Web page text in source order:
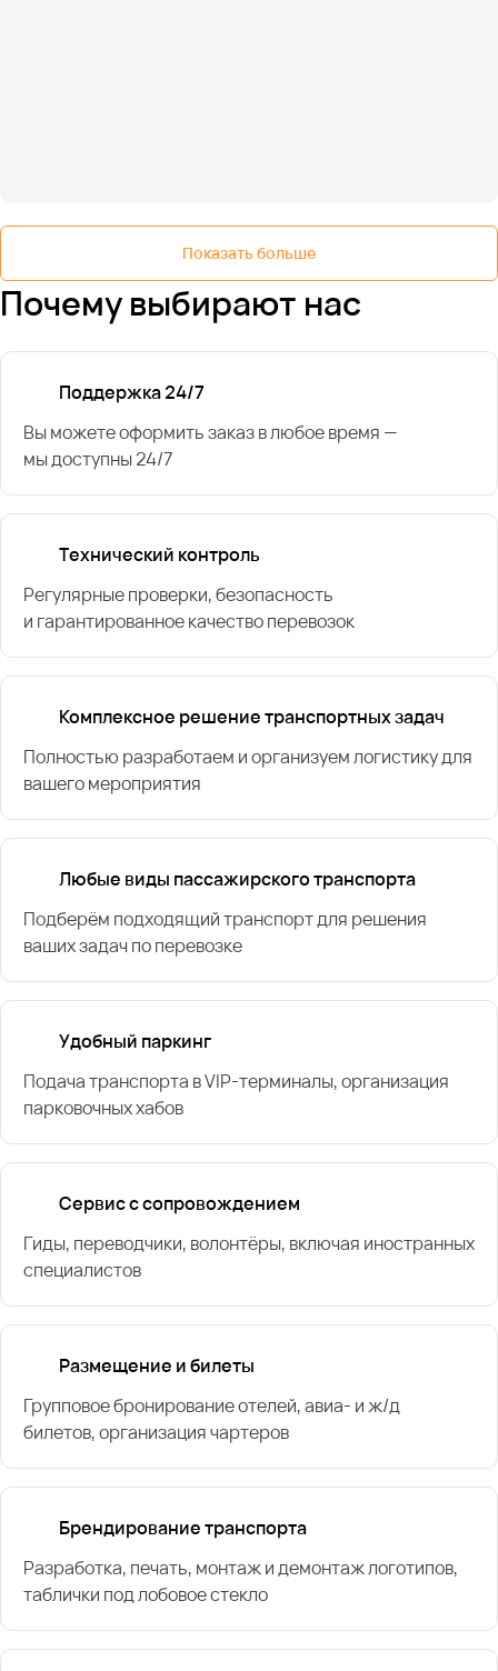
Показать больше
Почему выбирают нас
Поддержка 24/7
Вы можете оформить заказ в любое время —
мы доступны 24/7
Технический контроль
Регулярные проверки, безопасность
и гарантированное качество перевозок
Комплексное решение транспортных задач
Полностью разработаем и организуем логистику для
вашего мероприятия
Любые виды пассажирского транспорта
Подберём подходящий транспорт для решения
ваших задач по перевозке
Удобный паркинг
Подача транспорта в VIP-терминалы, организация
парковочных хабов
Сервис с сопровождением
Гиды, переводчики, волонтёры, включая иностранных
специалистов
Размещение и билеты
Групповое бронирование отелей, авиа- и ж/д
билетов, организация чартеров
Брендирование транспорта
Разработка, печать, монтаж и демонтаж логотипов,
таблички под лобовое стекло